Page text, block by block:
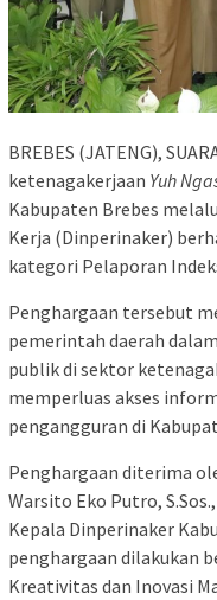
BREBES (JATENG),
ketenagakerjaan Yuh
Kabupaten Brebes
Kerja (Dinperinaker)
kategori Pelaporan
Penghargaan tersebut
pemerintah daerah
publik di sektor
memperluas akses
pengangguran di
Penghargaan diterima
Warsito Eko Putro,
Kepala Dinperinaker
penghargaan dilakukan
Kreativitas dan Inovasi